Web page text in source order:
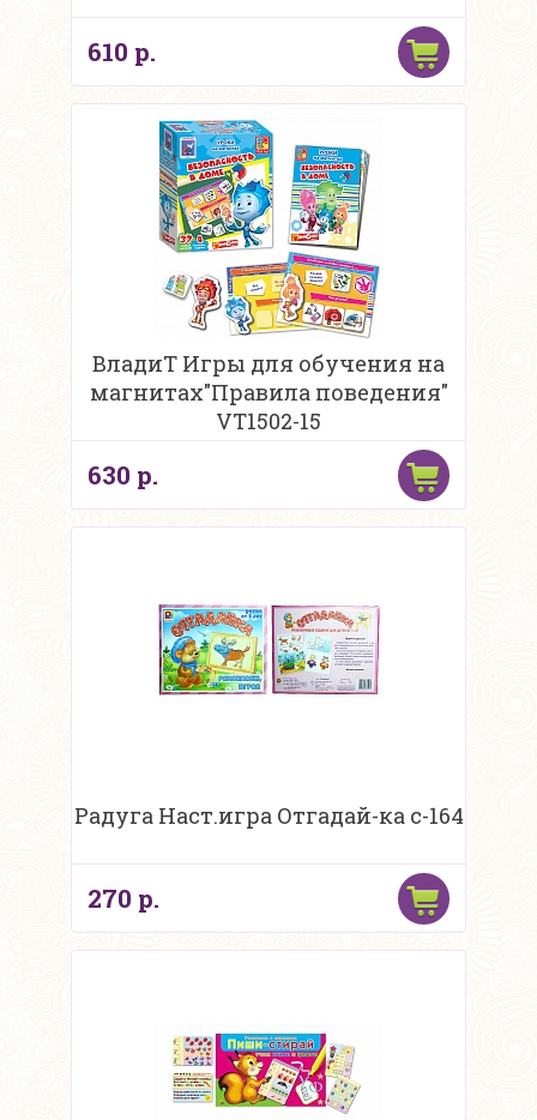
610 р.
ВладиТ Игры для обучения на
магнитах"Правила поведения"
VT1502-15
630 р.
Радуга Наст.игра Отгадай-ка с-164
270 р.